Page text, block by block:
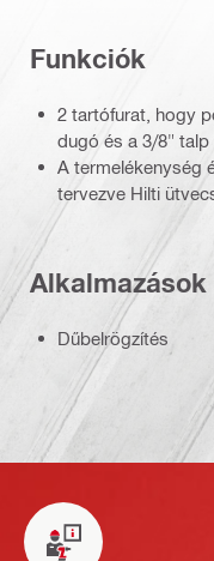
Funkciók
2 tartófurat, hogy
dugó és a 3/8"
A termelékenység
tervezve Hilti
Alkalmazások
Dűbelrögzítés